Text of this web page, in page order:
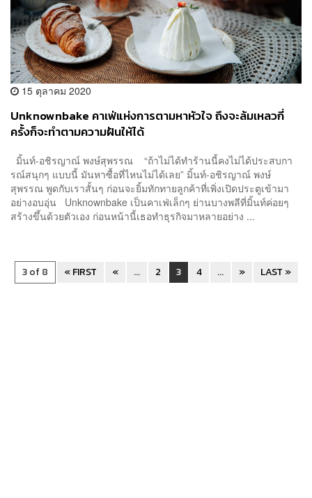
15 ตุลาคม 2020
Unknownbake คาเฟ่แห่งการตามหาหัวใจ ถึงจะล้มเหลวกี่
ครั้งก็จะทำตามความฝันให้ได้
มิ้นท์-อชิรญาณ์ พงษ์สุพรรณ “ถ้าไม่ได้ทำร้านนี้คงไม่ได้ประสบกา
รณ์สนุกๆ แบบนี้ มันหาซื้อที่ไหนไม่ได้เลย” มิ้นท์-อชิรญาณ์ พงษ์
สุพรรณ พูดกับเราสั้นๆ ก่อนจะยิ้มทักทายลูกค้าที่เพิ่งเปิดประตูเข้ามา
อย่างอบอุ่น Unknownbake เป็นคาเฟ่เล็กๆ ย่านบางพลีที่มิ้นท์ค่อยๆ
สร้างขึ้นด้วยตัวเอง ก่อนหน้านี้เธอทำธุรกิจมาหลายอย่าง ...
3 of 8 « FIRST « ... 2 3 4 ... » LAST »